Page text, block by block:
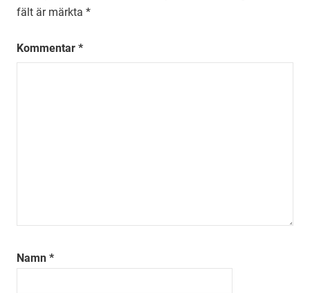
fält är märkta *
Kommentar *
Namn *